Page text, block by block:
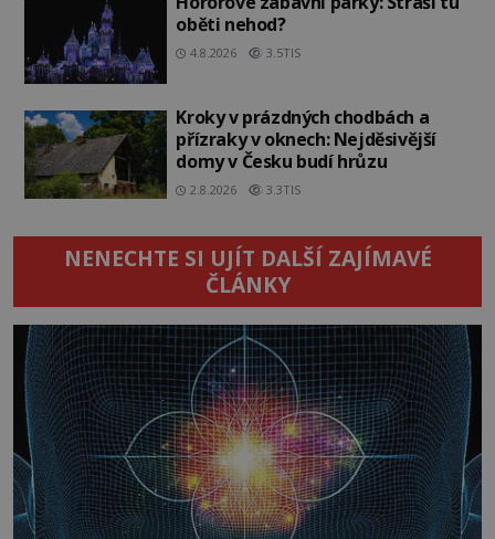
oběti nehod?
4.8.2026 3.5TIS
Kroky v prázdných chodbách a
přízraky v oknech: Nejděsivější
domy v Česku budí hrůzu
2.8.2026 3.3TIS
NENECHTE SI UJÍT DALŠÍ ZAJÍMAVÉ
ČLÁNKY